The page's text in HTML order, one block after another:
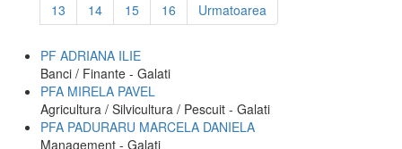
13
14 15 16 Urmatoarea
PF ADRIANA ILIE
Banci / Finante - Galati
PFA MIRELA PAVEL
Agricultura / Silvicultura / Pescuit - Galati
PFA PADURARU MARCELA DANIELA
Management - Galati